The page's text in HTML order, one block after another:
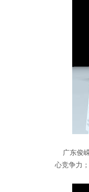
广东俊
心竞争力